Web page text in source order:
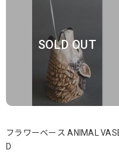
SOLD OUT
フラワーベース ANIMAL
D